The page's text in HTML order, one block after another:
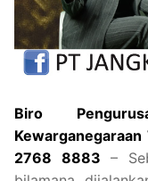
Biro
2768 8883 –